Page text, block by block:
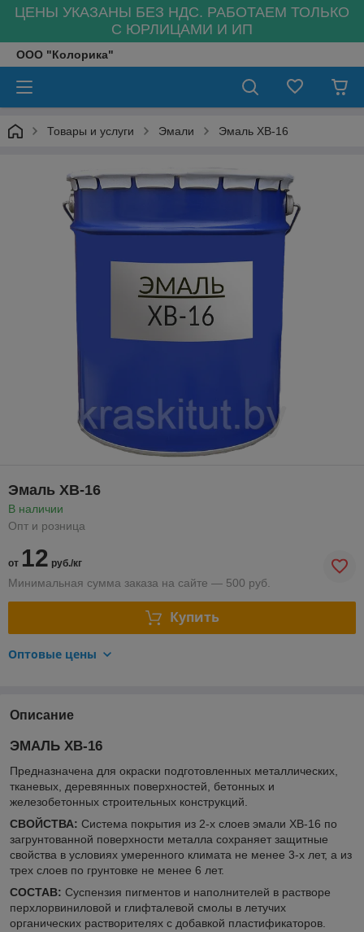
ЦЕНЫ УКАЗАНЫ БЕЗ НДС. РАБОТАЕМ ТОЛЬКО
С ЮРЛИЦАМИ И ИП
ООО "Колорика"
Товары и услуги Эмали Эмаль ХВ-16
Эмаль ХВ-16
В наличии
Опт и розница
от 12 руб./кг
Минимальная сумма заказа на сайте — 500 руб.
Купить
Оптовые цены
Описание
ЭМАЛЬ ХВ-16
Предназначена для окраски подготовленных металлических,
тканевых, деревянных поверхностей, бетонных и
железобетонных строительных конструкций.
СВОЙСТВА: Система покрытия из 2-х слоев эмали ХВ-16 по
загрунтованной поверхности металла сохраняет защитные
свойства в условиях умеренного климата не менее 3-х лет, а из
трех слоев по грунтовке не менее 6 лет.
СОСТАВ: Суспензия пигментов и наполнителей в растворе
перхлорвиниловой и глифталевой смолы в летучих
органических растворителях с добавкой пластификаторов.